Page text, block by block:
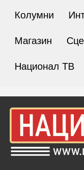
Колумни
Магазин
Национал ТВ